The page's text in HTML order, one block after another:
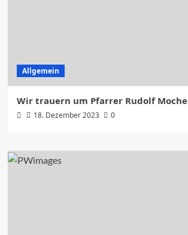
Allgemein
Wir trauern um Pfarrer Rudolf Moche
18. Dezember 2023 0